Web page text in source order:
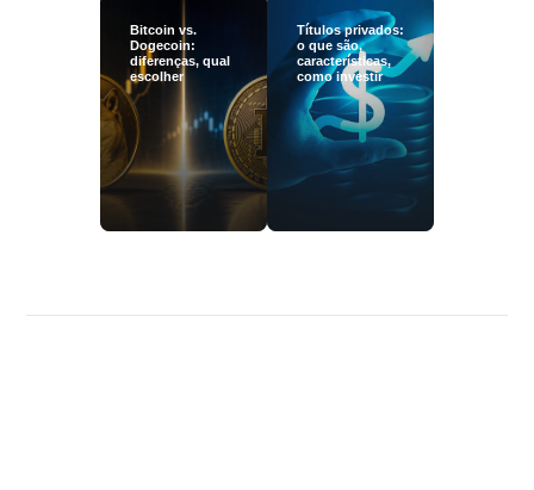
Bitcoin vs.
Dogecoin:
diferenças, qual
escolher
Títulos privados:
o que são,
características,
como investir